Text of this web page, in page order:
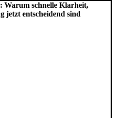
Warum schnelle Klarheit,
jetzt entscheidend sind